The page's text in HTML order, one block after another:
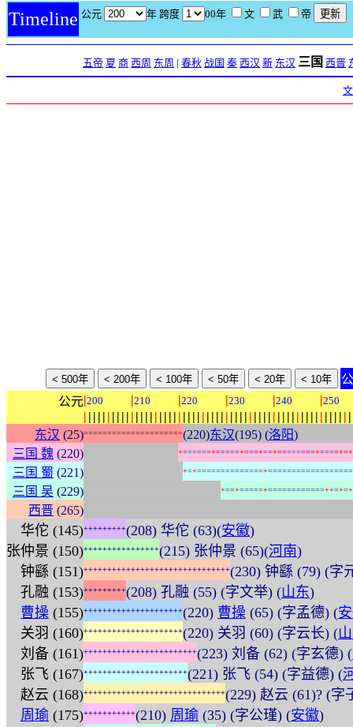
Timeline 公元 年 跨度 00年 文 武 帝
五帝 夏 商 西周 东周 | 春秋 战国 秦 西汉 新 东汉 三国 西晋
公元|200 |210 |220 |230 |240 |250
| | | | | | | | | | | | | | | | | | | | | | | | | | | | | | | | | | | | | | | | | | | | | | | | | | | | | | | | |
东汉 (25)====================+(220)东汉(195) (洛阳)
三国 魏 (220) +======+=====+===+==+========+====+=+
三国 蜀 (221) +=+==============+==================
三国 吴 (229) +==+=====+============++=+=+
西晋 (265)
华佗 (145)+++++++++(208) 华佗 (63)(安徽)
张仲景 (150)++++++++++++++++(215) 张仲景 (65)(河南)
钟繇 (151)+++++++++++++++++++++++++++++++(230) 钟繇 (79) (字
孔融 (153)+++++++++(208) 孔融 (55) (字文举) (山东)
曹操 (155)+++++++++++++++++++++(220) 曹操 (65) (字孟德) (
关羽 (160)+++++++++++++++++++++(220) 关羽 (60) (字云长) (
刘备 (161)++++++++++++++++++++++++(223) 刘备 (62) (字玄德) (
张飞 (167)++++++++++++++++++++++(221) 张飞 (54) (字益德) (
赵云 (168)++++++++++++++++++++++++++++++(229) 赵云 (61)? (字
周瑜 (175)+++++++++++(210) 周瑜 (35) (字公瑾) (安徽)